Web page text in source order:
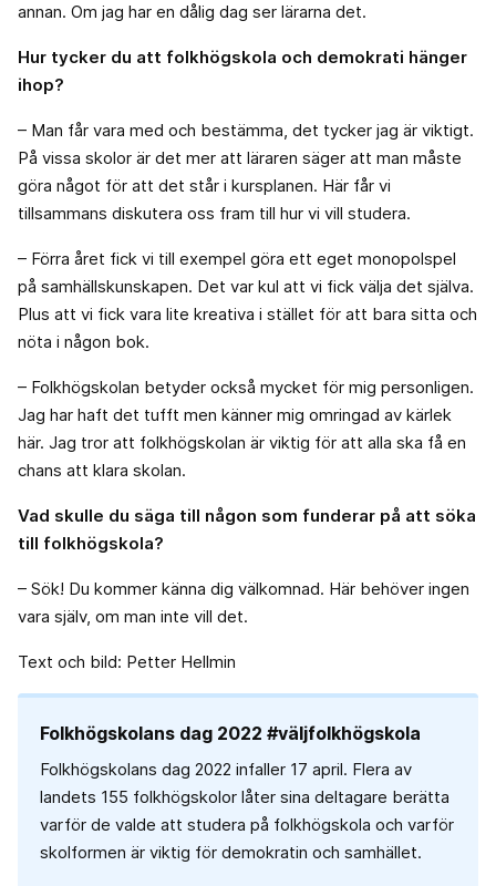
annan. Om jag har en dålig dag ser lärarna det.
Hur tycker du att folkhögskola och demokrati hänger
ihop?
– Man får vara med och bestämma, det tycker jag är viktigt.
På vissa skolor är det mer att läraren säger att man måste
göra något för att det står i kursplanen. Här får vi
tillsammans diskutera oss fram till hur vi vill studera.
– Förra året fick vi till exempel göra ett eget monopolspel
på samhällskunskapen. Det var kul att vi fick välja det själva.
Plus att vi fick vara lite kreativa i stället för att bara sitta och
nöta i någon bok.
– Folkhögskolan betyder också mycket för mig personligen.
Jag har haft det tufft men känner mig omringad av kärlek
här. Jag tror att folkhögskolan är viktig för att alla ska få en
chans att klara skolan.
Vad skulle du säga till någon som funderar på att söka
till folkhögskola?
– Sök! Du kommer känna dig välkomnad. Här behöver ingen
vara själv, om man inte vill det.
Text och bild: Petter Hellmin
Folkhögskolans dag 2022 #väljfolkhögskola
Folkhögskolans dag 2022 infaller 17 april. Flera av
landets 155 folkhögskolor låter sina deltagare berätta
varför de valde att studera på folkhögskola och varför
skolformen är viktig för demokratin och samhället.